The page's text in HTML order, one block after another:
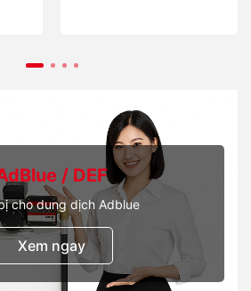
/ DEF
cho dung dịch Adblue
Xem ngay